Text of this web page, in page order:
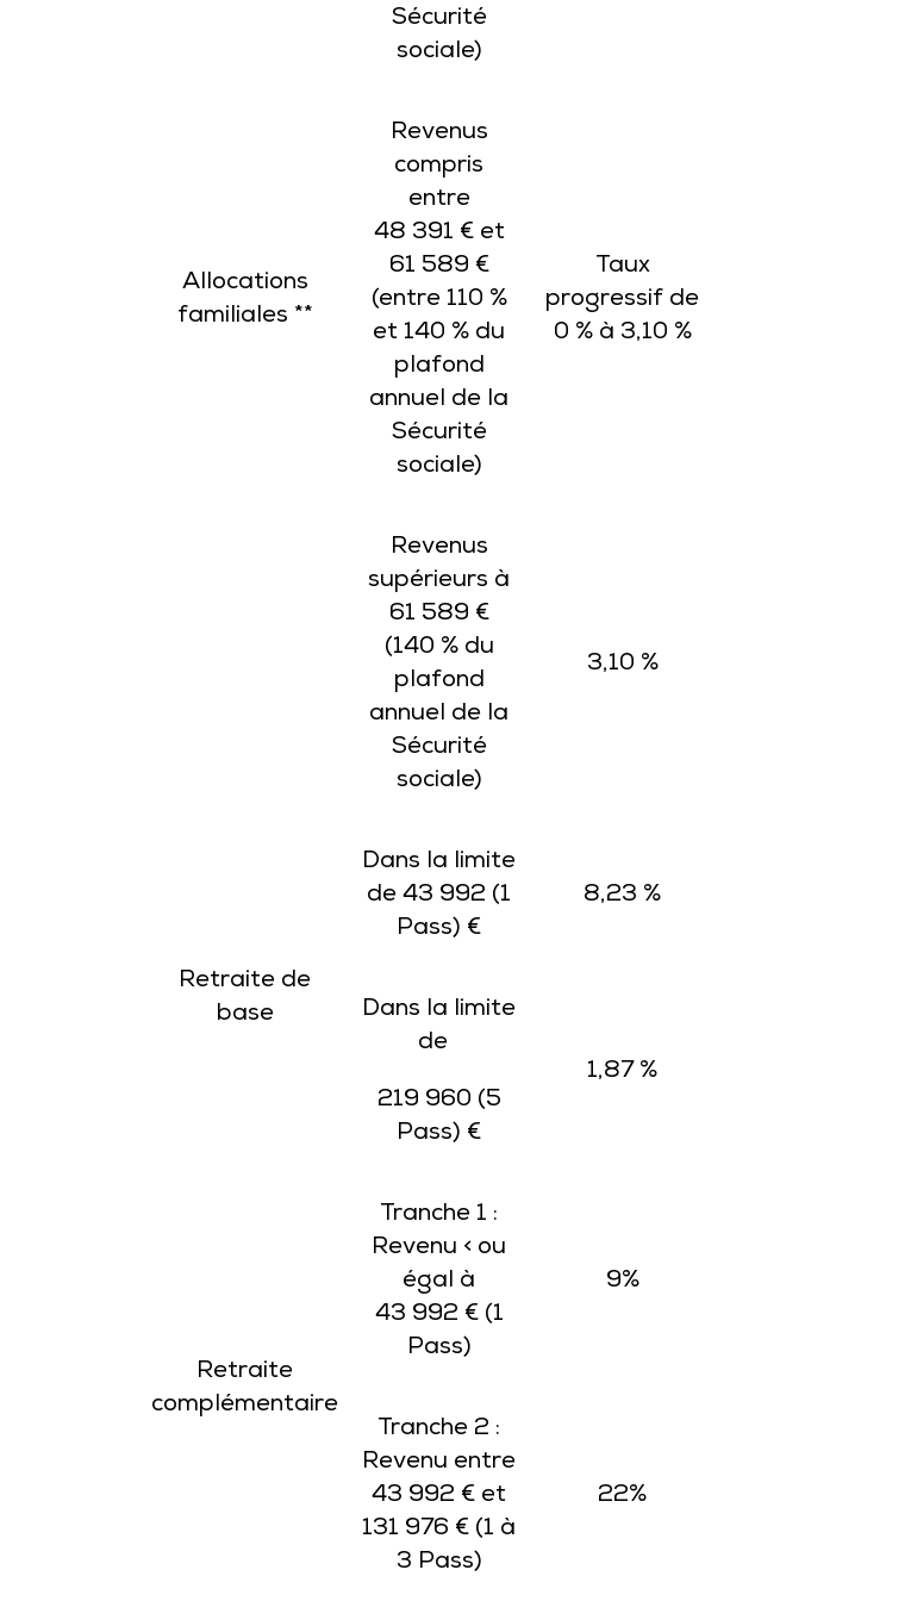
Allocations
familiales **
Sécurité
sociale)
Revenus
compris
entre
48 391 € et
61 589 €
(entre 110 %
et 140 % du
plafond
annuel de la
Sécurité
sociale)
Taux
progressif de
0 % à 3,10 %
Revenus
supérieurs à
61 589 €
(140 % du
plafond
annuel de la
Sécurité
sociale)
3,10 %
Retraite de
base
Dans la limite
de 43 992 (1
Pass) €
8,23 %
Dans la limite
de
219 960 (5
Pass) €
1,87 %
Retraite
complémentaire
Tranche 1 :
Revenu < ou
égal à
43 992 € (1
Pass)
9%
Tranche 2 :
Revenu entre
43 992 € et
131 976 € (1 à
3 Pass)
22%